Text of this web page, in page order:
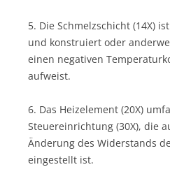
5. Die Schmelzschicht (14X)
und konstruiert oder
einen negativen
aufweist.
6. Das Heizelement (20X)
Steuereinrichtung (30X), die
Änderung des Widerstands
eingestellt ist.